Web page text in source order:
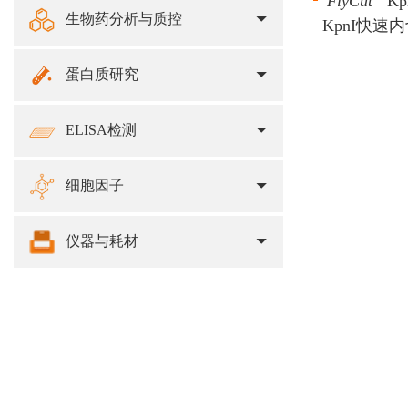
生物药分析与质控
蛋白质研究
ELISA检测
细胞因子
仪器与耗材
KpnI快速